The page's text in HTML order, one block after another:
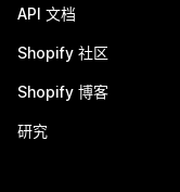
API 文档
Shopify 社区
Shopify 博客
研究